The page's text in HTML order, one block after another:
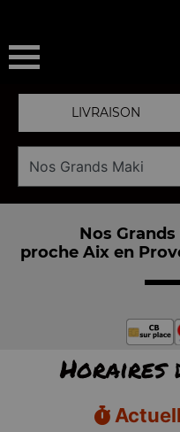
LIVRAISON
Nos
proche Aix en
Horaires